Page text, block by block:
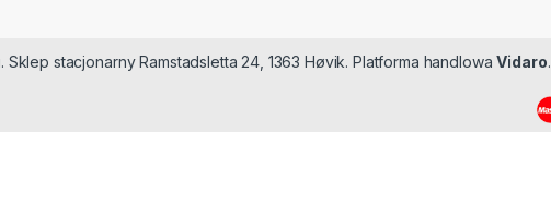
stacjonarny Ramstadsletta 24, 1363 Høvik. Platforma handlowaVidaro.